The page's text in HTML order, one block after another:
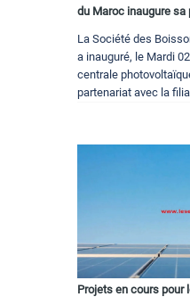
du Maroc inaugure sa
La Société des
a inauguré, le Mardi
centrale
partenariat avec la
Projets en cours pour